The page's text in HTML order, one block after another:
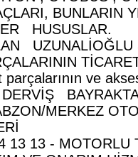
BUNLARIN
HUSUSLAR.
UZUNALİOĞLU
parçalarının ve
DERVİŞ
MERKEZ
13 13 - MOTORLU